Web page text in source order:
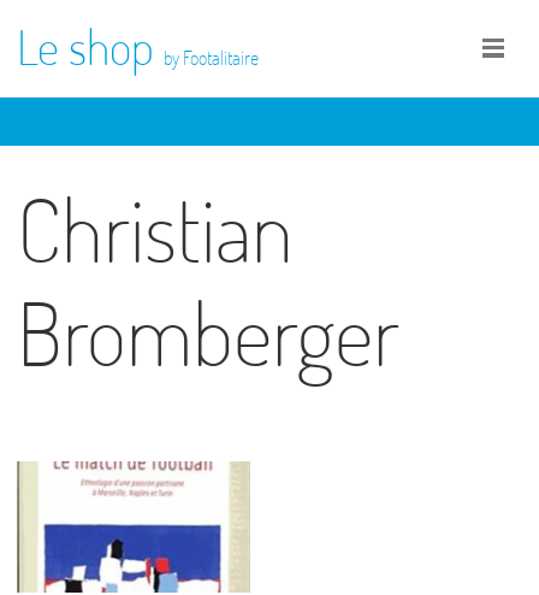
Le shop by Footalitaire
Christian
Bromberger